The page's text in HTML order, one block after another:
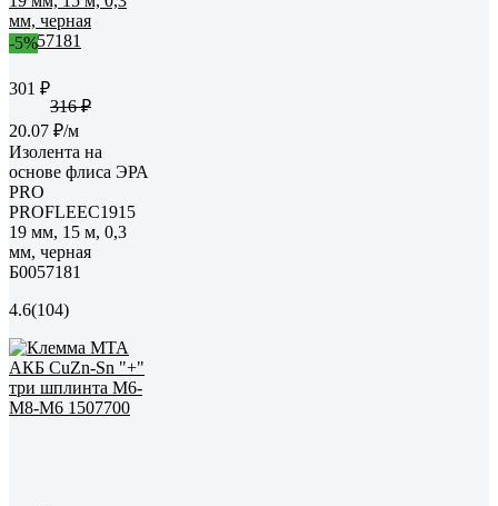
-5%
301 ₽
316 ₽
20.07 ₽/м
Изолента на
основе флиса ЭРА
PRO
PROFLEEC1915
19 мм, 15 м, 0,3
мм, черная
Б0057181
4.6(104)